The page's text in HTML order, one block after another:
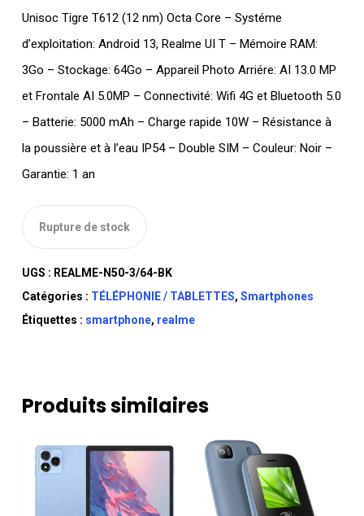
Unisoc Tigre T612 (12 nm) Octa Core – Systéme
d’exploitation: Android 13, Realme UI T – Mémoire RAM:
3Go – Stockage: 64Go – Appareil Photo Arriére: AI 13.0 MP
et Frontale AI 5.0MP – Connectivité: Wifi 4G et Bluetooth 5.0
– Batterie: 5000 mAh – Charge rapide 10W – Résistance à
la poussière et à l’eau IP54 – Double SIM – Couleur: Noir –
Garantie: 1 an
Rupture de stock
UGS : REALME-N50-3/64-BK
Catégories : TÉLÉPHONIE / TABLETTES, Smartphones
Étiquettes : smartphone, realme
Produits similaires